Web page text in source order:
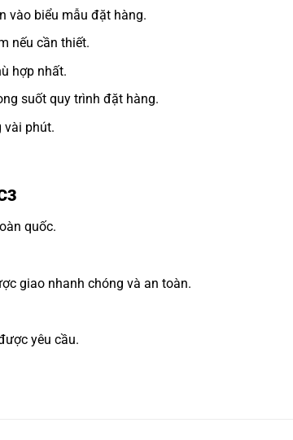
vào biểu mẫu đặt hàng.
nếu cần thiết.
hợp nhất.
suốt quy trình đặt hàng.
vài phút.
quốc.
giao nhanh chóng và an toàn.
yêu cầu.